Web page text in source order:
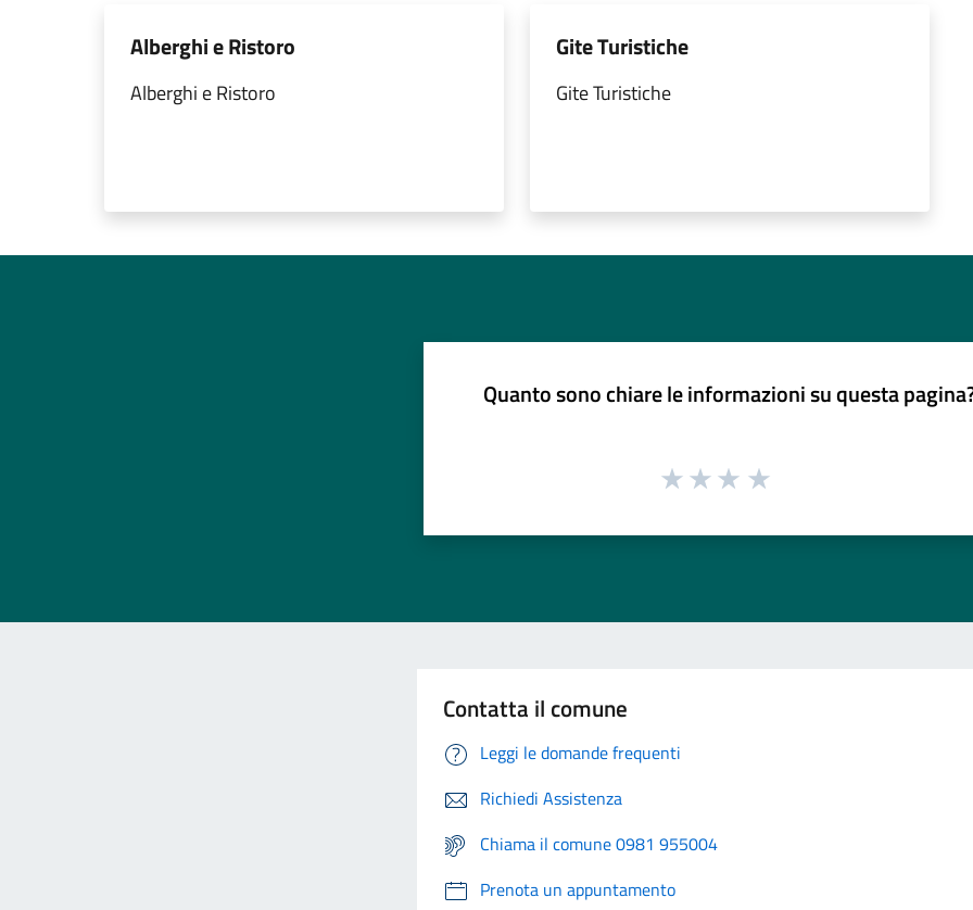
Alberghi e Ristoro
Alberghi e Ristoro
Gite Turistiche
Gite Turistiche
Quanto sono chiare le informazioni su questa
Contatta il comune
Leggi le domande frequenti
Richiedi Assistenza
Chiama il comune 0981 955004
Prenota un appuntamento